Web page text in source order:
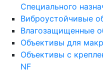
Специального
Виброустойчивые
Влагозащищенные
Объективы для
Объективы с
NF